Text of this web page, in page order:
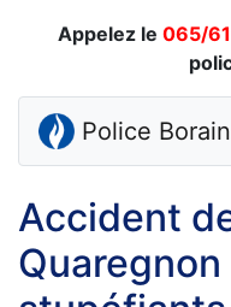
Appelez le 065/
Police
Accident